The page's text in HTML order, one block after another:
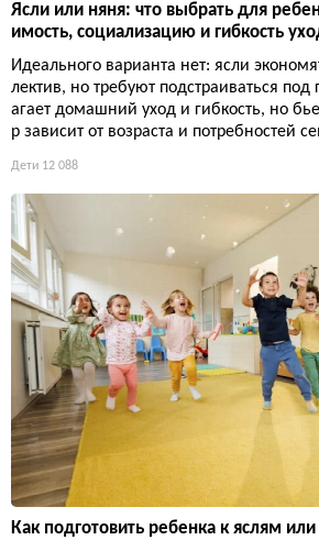
Ясли или няня: что выбрать для
имость, социализацию и гибкость
Идеального варианта нет: ясли
лектив, но требуют подстраиваться
агает домашний уход и гибкость, но
р зависит от возраста и потребностей
Дети 12 088
Как подготовить ребенка к яслям